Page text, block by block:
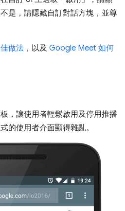
是，請隱藏自訂對話方塊，並尊
做法 ，以及 Google Meet 如何
，讓使用者輕鬆啟用及停用推播
的使用者介面顯得雜亂。